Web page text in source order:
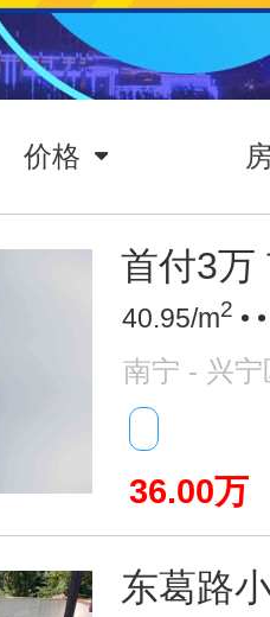
价格
首付3万
40.95/m2 •
南宁 - 兴宁
36.00万
东葛路